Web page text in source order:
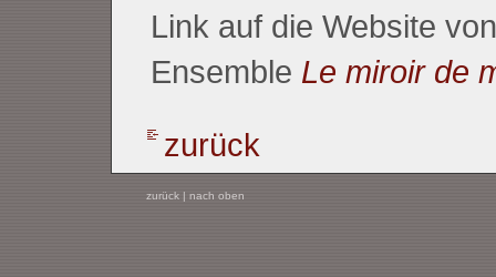
Link auf die Website
Ensemble Le miroir de
zurück
zurück| nach oben